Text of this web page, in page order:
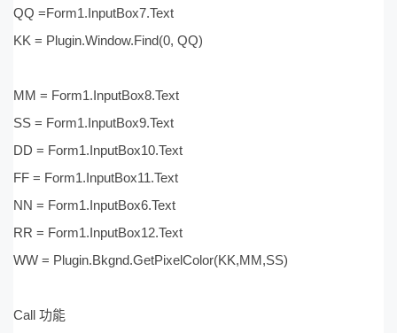
QQ =Form1.InputBox7.Text
KK = Plugin.Window.Find(0, QQ)
MM = Form1.InputBox8.Text
SS = Form1.InputBox9.Text
DD = Form1.InputBox10.Text
FF = Form1.InputBox11.Text
NN = Form1.InputBox6.Text
RR = Form1.InputBox12.Text
WW = Plugin.Bkgnd.GetPixelColor(KK,MM,SS)
Call 功能